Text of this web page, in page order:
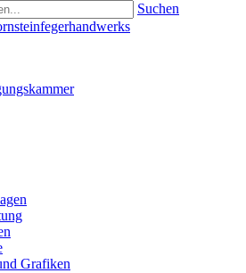
Suchen
Grafiken